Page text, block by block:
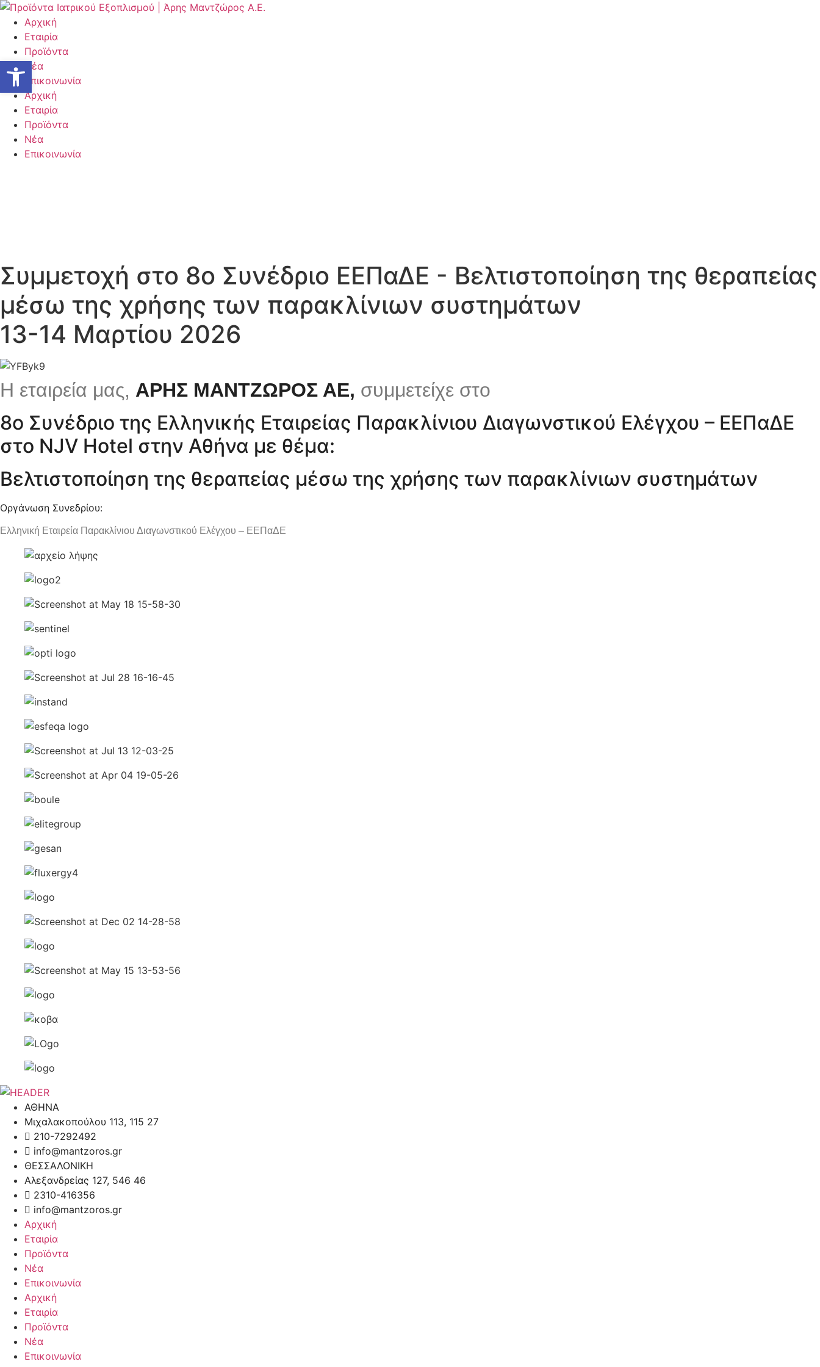
Μετάβαση
στο
περιεχόμενο
Αρχική
Εταιρία
Προϊόντα
Νέα
Επικοινωνία
Αρχική
Εταιρία
Προϊόντα
Νέα
Επικοινωνία
Συμμετοχή στο 8ο Συνέδριο ΕΕΠαΔΕ - Βελτιστοποίηση της θεραπείας
μέσω της χρήσης των παρακλίνιων συστημάτων
13-14 Μαρτίου 2026
Η εταιρεία μας, ΑΡΗΣ ΜΑΝΤΖΩΡΟΣ ΑΕ, συμμετείχε στο
8ο Συνέδριο της Eλληνικής Εταιρείας Παρακλίνιου Διαγωνστικού Ελέγχου – ΕΕΠαΔΕ
στο NJV Hotel στην Αθήνα με θέμα:
Βελτιστοποίηση της θεραπείας μέσω της χρήσης των παρακλίνιων συστημάτων
Οργάνωση Συνεδρίου:
Eλληνική Εταιρεία Παρακλίνιου Διαγωνστικού Ελέγχου – ΕΕΠαΔΕ
ΑΘΗΝΑ
Μιχαλακοπούλου 113, 115 27
210-7292492
info@mantzoros.gr
ΘΕΣΣΑΛΟΝΙΚΗ
Αλεξανδρείας 127, 546 46
2310-416356
info@mantzoros.gr
Αρχική
Εταιρία
Προϊόντα
Νέα
Επικοινωνία
Αρχική
Εταιρία
Προϊόντα
Νέα
Επικοινωνία
Ανοίξτε τη γραμμή εργαλείων